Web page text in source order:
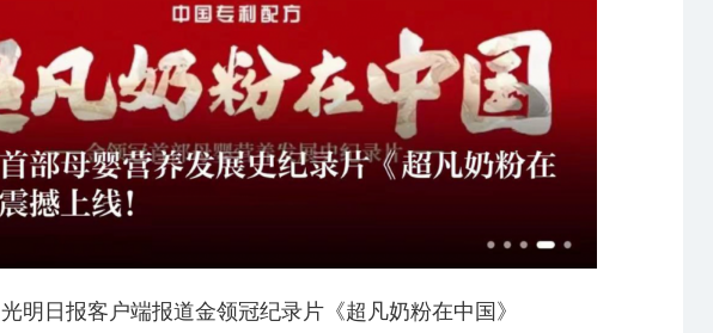
光明日报客户端报道金领冠纪录片《超凡奶粉在中国》